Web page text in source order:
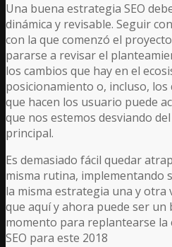
Una buena estrategia SEO
dinámica y revisable. Seguir
con la que comenzó el
pararse a revisar el
los cambios que hay en el
posicionamiento o, incluso, los
que hacen los usuario puede
que nos estemos desviando
principal.
Es demasiado fácil quedar
misma rutina, implementando
la misma estrategia una y otra
que aquí y ahora puede ser un
momento para replantearse la
SEO para este 2018